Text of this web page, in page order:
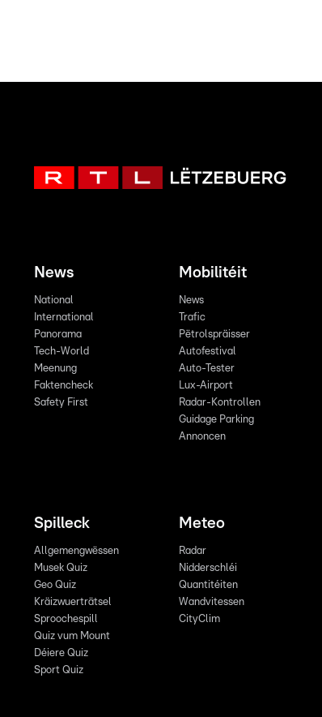
News
National
International
Panorama
Tech-World
Meenung
Faktencheck
Safety First
Mobilitéit
News
Trafic
Pëtrolspräisser
Autofestival
Auto-Tester
Lux-Airport
Radar-Kontrollen
Guidage Parking
Annoncen
Spilleck
Allgemengwëssen
Musek Quiz
Geo Quiz
Kräizwuerträtsel
Sproochespill
Quiz vum Mount
Déiere Quiz
Sport Quiz
Meteo
Radar
Nidderschléi
Quantitéiten
Wandvitessen
CityClim